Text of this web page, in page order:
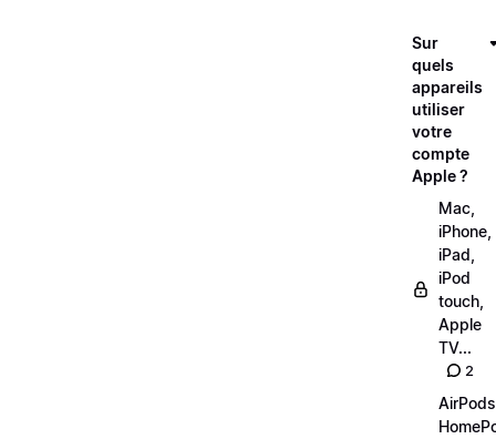
Sur
quels
appareils
utiliser
votre
compte
Apple ?
Mac,
iPhone,
iPad,
iPod
touch,
Apple
TV...
2